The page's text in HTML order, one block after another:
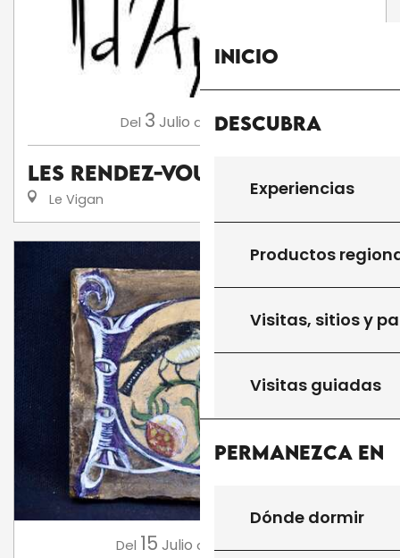
Inicio
Descubra
Experiencias
Productos
Visitas, sitios y
Visitas guiadas
Permanezca en
Dónde dormir
Del 3 Julio al 13Agosto
Les Rendez-Vous d'Aymare
Le Vigan
Del 15 Julio al 16Agosto